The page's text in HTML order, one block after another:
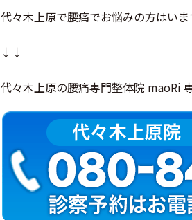
代々木上原で腰痛でお悩みの方はい
↓↓
代々木上原の腰痛専門整体院 maoRi